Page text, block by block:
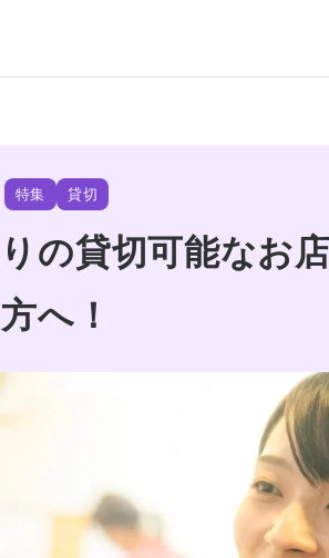
特集 貸切
の貸切可能なお
方へ！